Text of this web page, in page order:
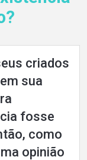
criados
sua
fosse
como
opinião